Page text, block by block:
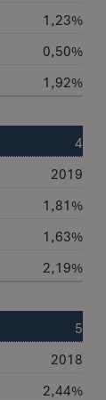
1,23%
0,50%
1,92%
4
2019
1,81%
1,63%
2,19%
5
2018
2,44%